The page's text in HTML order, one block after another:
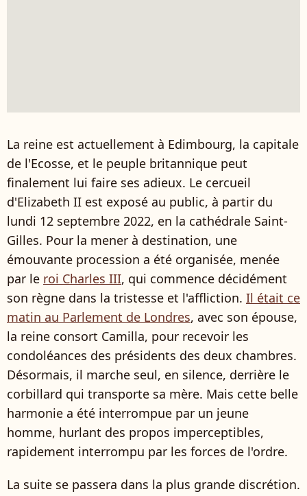
La reine est actuellement à Edimbourg, la capitale
de l'Ecosse, et le peuple britannique peut
finalement lui faire ses adieux. Le cercueil
d'Elizabeth II est exposé au public, à partir du
lundi 12 septembre 2022, en la cathédrale Saint-
Gilles. Pour la mener à destination, une
émouvante procession a été organisée, menée
par le roi Charles III, qui commence décidément
son règne dans la tristesse et l'affliction. Il était ce
matin au Parlement de Londres, avec son épouse,
la reine consort Camilla, pour recevoir les
condoléances des présidents des deux chambres.
Désormais, il marche seul, en silence, derrière le
corbillard qui transporte sa mère. Mais cette belle
harmonie a été interrompue par un jeune
homme, hurlant des propos imperceptibles,
rapidement interrompu par les forces de l'ordre.
La suite se passera dans la plus grande discrétion.